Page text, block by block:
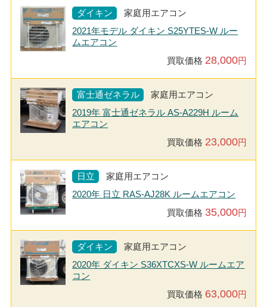
ダイキン
家庭用エアコン
2021年モデル ダイキン S25YTES-W ルー
ムエアコン
買取価格 28,000円
富士通ゼネラル
家庭用エアコン
2019年 富士通ゼネラル AS-A229H ルーム
エアコン
買取価格 23,000円
日立
家庭用エアコン
2020年 日立 RAS-AJ28K ルームエアコン
買取価格 35,000円
ダイキン
家庭用エアコン
2020年 ダイキン S36XTCXS-W ルームエア
コン
買取価格 63,000円